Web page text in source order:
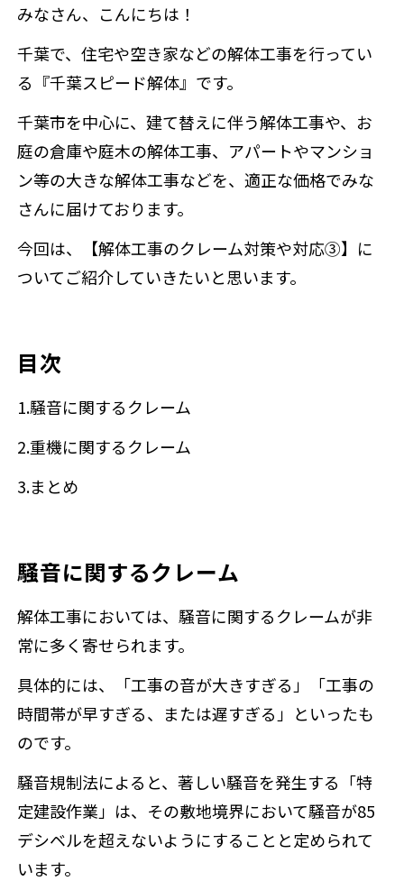
来店予約
みなさん、こんにちは！
千葉で、住宅や空き家などの解体工事を行ってい
る『千葉スピード解体』です。
千葉市を中心に、建て替えに伴う解体工事や、お
庭の倉庫や庭木の解体工事、アパートやマンショ
ン等の大きな解体工事などを、適正な価格でみな
さんに届けております。
今回は、【解体工事のクレーム対策や対応③】に
ついてご紹介していきたいと思います。
目次
1.騒音に関するクレーム
2.重機に関するクレーム
3.まとめ
騒音に関するクレーム
解体工事においては、騒音に関するクレームが非
常に多く寄せられます。
具体的には、「工事の音が大きすぎる」「工事の
時間帯が早すぎる、または遅すぎる」といったも
のです。
騒音規制法によると、著しい騒音を発生する「特
定建設作業」は、その敷地境界において騒音が85
デシベルを超えないようにすることと定められて
います。